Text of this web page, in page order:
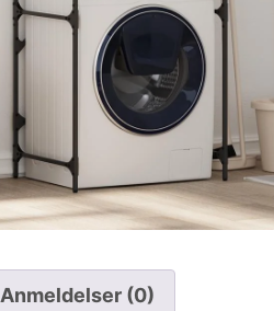
Anmeldelser (0)